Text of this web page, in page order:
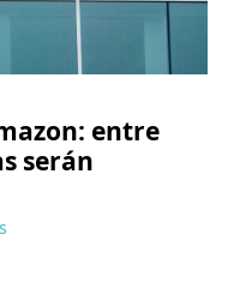
entre
serán